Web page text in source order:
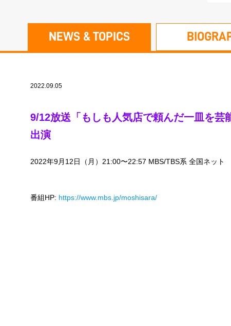
NEWS & TOPICS
2022.09.05
9/12放送「もしも人気店で頼んだ一皿を芸
出演
2022年9月12日（月）21:00〜22:57 MBS/TBS系 全国ネット
番組HP: https://www.mbs.jp/moshisara/